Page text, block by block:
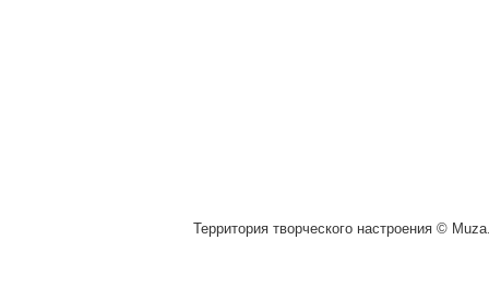
Территория творческого настроения ©